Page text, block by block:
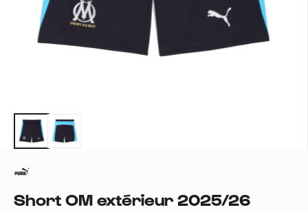
Short OM extérieur 2025/26